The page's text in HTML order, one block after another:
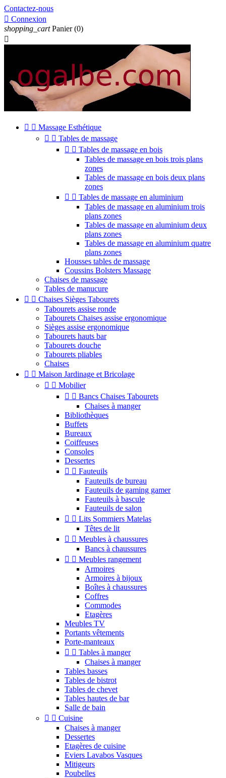
Contactez-nous
 Connexion
shopping_cart Panier (0)

  Massage Esthétique
  Tables de massage
  Tables de massage en bois
Tables de massage en bois trois plans
zones
Tables de massage en bois deux plans
zones
  Tables de massage en aluminium
Tables de massage en aluminium trois
plans zones
Tables de massage en aluminium deux
plans zones
Tables de massage en aluminium quatre
plans zones
Housses tables de massage
Coussins Bolsters Massage
Chaises de massage
Tables de manucure
  Chaises Sièges Tabourets
Tabourets assise ronde
Tabourets Chaises assise ergonomique
Sièges assise ergonomique
Tabourets hauts bar
Tabourets douche
Tabourets pliables
Chaises
  Maison Jardinage et Bricolage
  Mobilier
  Bancs Chaises Tabourets
Chaises à manger
Bibliothèques
Buffets
Bureaux
Coiffeuses
Consoles
Dessertes
  Fauteuils
Fauteuils de bureau
Fauteuils de gaming gamer
Fauteuils à bascule
Fauteuils de salon
  Lits Sommiers Matelas
Têtes de lit
  Meubles à chaussures
Bancs à chaussures
  Meubles rangement
Armoires
Armoires à bijoux
Boîtes à chaussures
Coffres
Commodes
Etagères
Meubles TV
Portants vêtements
Porte-manteaux
  Tables à manger
Chaises à manger
Tables basses
Tables de bistrot
Tables de chevet
Tables hautes de bar
Salle de bain
  Cuisine
Chaises à manger
Dessertes
Etagères de cuisine
Eviers Lavabos Vasques
Mitigeurs
Poubelles